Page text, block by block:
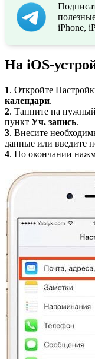
iPhone,
На iOS-
1. Откройте
календари.
2. Тапните на нужный
пункт Уч. запись.
3. Внесите
данные или введите
4. По окончании